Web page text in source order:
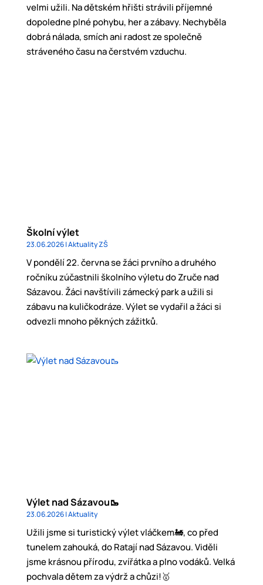
velmi užili. Na dětském hřišti strávili příjemné
dopoledne plné pohybu, her a zábavy. Nechyběla
dobrá nálada, smích ani radost ze společně
stráveného času na čerstvém vzduchu.
Školní výlet
23.06.2026|Aktuality ZŠ
V pondělí 22. června se žáci prvního a druhého
ročníku zúčastnili školního výletu do Zruče nad
Sázavou. Žáci navštívili zámecký park a užili si
zábavu na kuličkodráze. Výlet se vydařil a žáci si
odvezli mnoho pěkných zážitků.
Výlet nad Sázavou🥾
23.06.2026|Aktuality
Užili jsme si turistický výlet vláčkem🚂, co před
tunelem zahouká, do Ratají nad Sázavou. Viděli
jsme krásnou přírodu, zvířátka a plno vodáků. Velká
pochvala dětem za výdrž a chůzi!🥇